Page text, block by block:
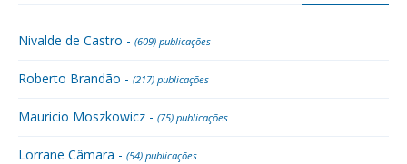
Nivalde de Castro - (609) publicações
Roberto Brandão - (217) publicações
Mauricio Moszkowicz - (75) publicações
Lorrane Câmara - (54) publicações